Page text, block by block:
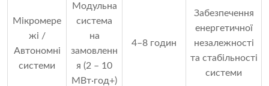
Мікромере
жі /
Автономні
системи
Модульна
система
на
замовленн
я (2 – 10
МВт·год+)
4–8 годин
Забезпечення
енергетичної
незалежності
та стабільності
системи